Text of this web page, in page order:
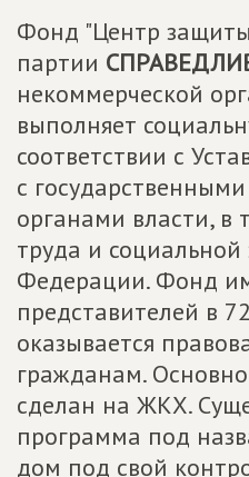
Фонд "Центр
партии
некоммерческой
выполняет
соответствии с
с
органами власти, в
труда и
Федерации. Фонд
представителей в
оказывается
гражданам.
сделан на ЖКХ.
программа под
дом под свой